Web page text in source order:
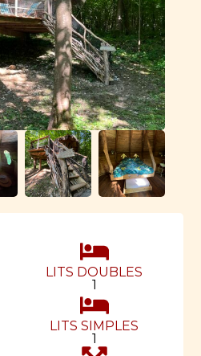
LITS DOUBLES
1
LITS SIMPLES
1